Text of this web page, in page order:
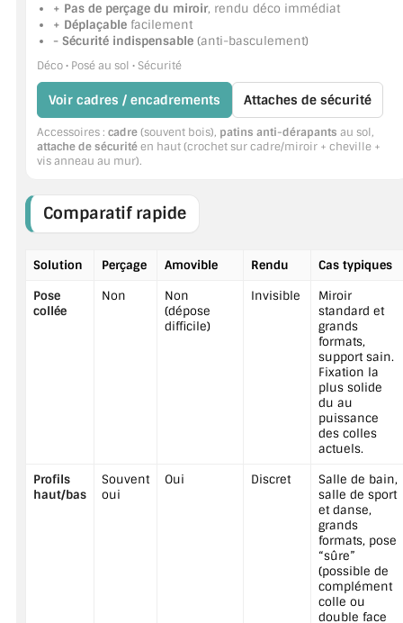
+ Pas de perçage du miroir, rendu déco immédiat
+ Déplaçable facilement
- Sécurité indispensable (anti-basculement)
Déco • Posé au sol • Sécurité
Voir cadres / encadrements Attaches de sécurité
Accessoires : cadre(souvent bois), patins anti-dérapants au sol,
attache de sécuritéen haut (crochet sur cadre/miroir + cheville +
vis anneau au mur).
Comparatif rapide
Solution Perçage Amovible Rendu
Cas typiques
Pose
collée
Non
Non
(dépose
difficile)
Invisible
Miroir
standard et
grands
formats,
support sain.
Fixation la
plus solide
du au
puissance
des colles
actuels.
Profils
haut/bas
Souvent
oui
Oui Discret
Salle de bain,
salle de sport
et danse,
grands
formats, pose
“sûre”
(possible de
complément
colle ou
double face